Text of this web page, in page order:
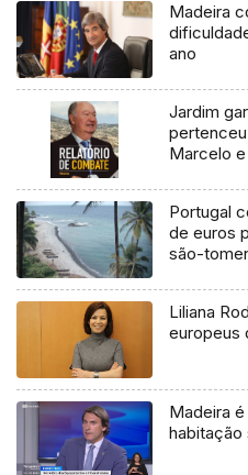
Madeira
ano
Jardim
Marcelo
Portugal
de euros
são-
Liliana
europeus
Madeira
habitação